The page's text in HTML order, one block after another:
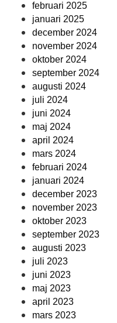
februari 2025
januari 2025
december 2024
november 2024
oktober 2024
september 2024
augusti 2024
juli 2024
juni 2024
maj 2024
april 2024
mars 2024
februari 2024
januari 2024
december 2023
november 2023
oktober 2023
september 2023
augusti 2023
juli 2023
juni 2023
maj 2023
april 2023
mars 2023